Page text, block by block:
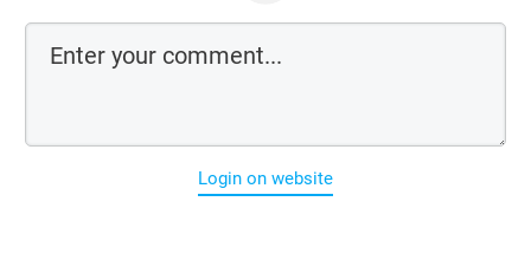
Login on website